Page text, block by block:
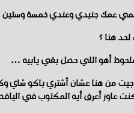
عمك جنيدي وعندي خمسة وستين
هنا ؟
ملحوظ أهو اللي حصل بقي يابيه …
من هنا عشان أشتري باكو شاي
كنت عاوز أعرف أيه المكتوب في